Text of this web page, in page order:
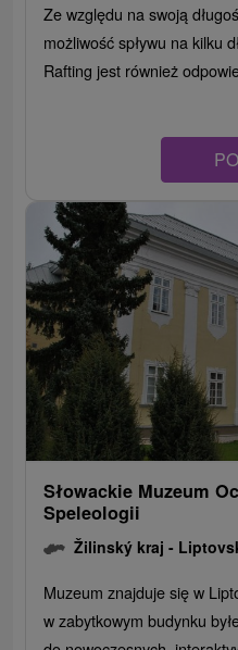
Ze względu na swoją
możliwość spływu na kilku
Rafting jest również
Słowackie Muzeum
Speleologii
Žilinský kraj -
Muzeum znajduje się w
w zabytkowym budynku